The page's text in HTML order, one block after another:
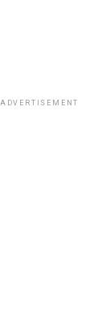
ADVERTISEMENT